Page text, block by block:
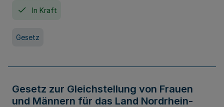
In Kraft
Gesetz
Gesetz zur Gleichstellung von Frauen
und Männern für das Land Nordrhein-